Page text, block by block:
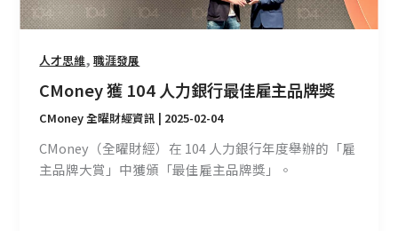
人才思維,職涯發展
CMoney 獲 104 人力銀行最佳雇主品牌獎
CMoney 全曜財經資訊 | 2025-02-04
CMoney（全曜財經）在 104 人力銀行年度舉辦的「雇
主品牌大賞」中獲頒「最佳雇主品牌獎」。
佳
雇
主
牌
獎